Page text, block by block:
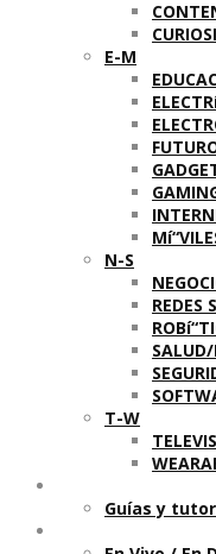
E-M
N-S
REDES
T-W
Guí­as y